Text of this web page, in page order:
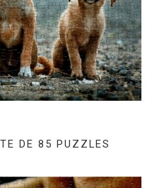
DE 85 PUZZLES